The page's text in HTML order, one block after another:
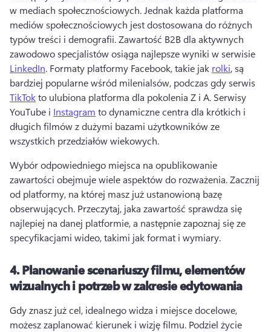
w mediach społecznościowych. Jednak każda platforma
mediów społecznościowych jest dostosowana do różnych
typów treści i demografii. Zawartość B2B dla aktywnych
zawodowo specjalistów osiąga najlepsze wyniki w serwisie
LinkedIn. Formaty platformy Facebook, takie jak rolki, są
bardziej popularne wśród milenialsów, podczas gdy serwis
TikTok to ulubiona platforma dla pokolenia Z i A. Serwisy
YouTube i Instagram to dynamiczne centra dla krótkich i
długich filmów z dużymi bazami użytkowników ze
wszystkich przedziałów wiekowych.
Wybór odpowiedniego miejsca na opublikowanie
zawartości obejmuje wiele aspektów do rozważenia. Zacznij
od platformy, na której masz już ustanowioną bazę
obserwujących. Przeczytaj, jaka zawartość sprawdza się
najlepiej na danej platformie, a następnie zapoznaj się ze
specyfikacjami wideo, takimi jak format i wymiary.
4.Planowanie scenariuszy filmu, elementów
wizualnych i potrzeb w zakresie edytowania
Gdy znasz już cel, idealnego widza i miejsce docelowe,
możesz zaplanować kierunek i wizję filmu. Podziel życie